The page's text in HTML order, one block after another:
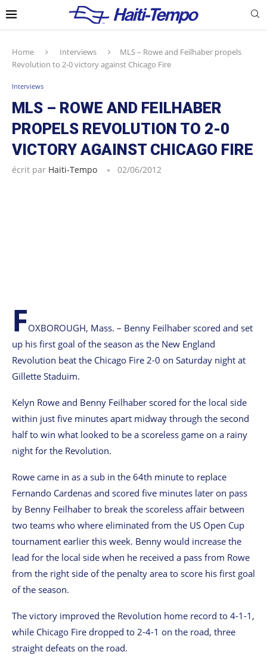
Home Interviews
MLS – Rowe and Feilhaber propels
Revolution to 2-0 victory against Chicago Fire
Interviews
MLS – ROWE AND FEILHABER
PROPELS REVOLUTION TO 2-0
VICTORY AGAINST CHICAGO FIRE
écrit par Haiti-Tempo 02/06/2012
FOXBOROUGH, Mass. – Benny Feilhaber scored and set
up his first goal of the season as the New England
Revolution beat the Chicago Fire 2-0 on Saturday night at
Gillette Staduim.
Kelyn Rowe and Benny Feilhaber scored for the local side
within just five minutes apart midway through the second
half to win what looked to be a scoreless game on a rainy
night for the Revolution.
Rowe came in as a sub in the 64th minute to replace
Fernando Cardenas and scored five minutes later on pass
by Benny Feilhaber to break the scoreless affair between
two teams who where eliminated from the US Open Cup
tournament earlier this week. Benny would increase the
lead for the local side when he received a pass from Rowe
from the right side of the penalty area to score his first goal
of the season.
The victory improved the Revolution home record to 4-1-1,
while Chicago Fire dropped to 2-4-1 on the road, three
straight defeats on the road.